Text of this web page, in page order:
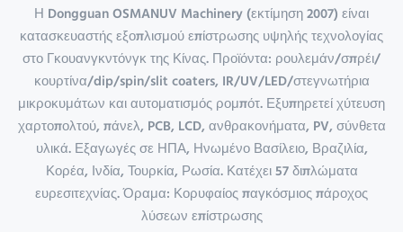
Η Dongguan OSMANUV Machinery (εκτίμηση 2007) είναι
κατασκευαστής εξοπλισμού επίστρωσης υψηλής τεχνολογίας
στο Γκουανγκντόνγκ της Κίνας. Προϊόντα: ρουλεμάν/σπρέι/
κουρτίνα/dip/spin/slit coaters, IR/UV/LED/στεγνωτήρια
μικροκυμάτων και αυτοματισμός ρομπότ. Εξυπηρετεί χύτευση
χαρτοπολτού, πάνελ, PCB, LCD, ανθρακονήματα, PV, σύνθετα
υλικά. Εξαγωγές σε ΗΠΑ, Ηνωμένο Βασίλειο, Βραζιλία,
Κορέα, Ινδία, Τουρκία, Ρωσία. Κατέχει 57 διπλώματα
ευρεσιτεχνίας. Όραμα: Κορυφαίος παγκόσμιος πάροχος
λύσεων επίστρωσης